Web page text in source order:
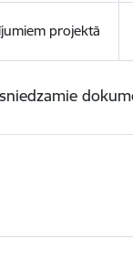
projektā